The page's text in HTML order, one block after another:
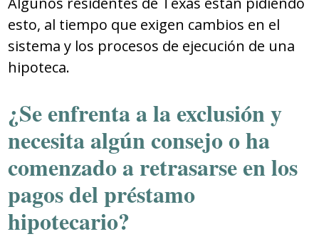
esto, al tiempo que exigen cambios en el
sistema y los procesos de ejecución de una
hipoteca.
¿Se enfrenta a la exclusión y
necesita algún consejo o ha
comenzado a retrasarse en los
pagos del préstamo
hipotecario?